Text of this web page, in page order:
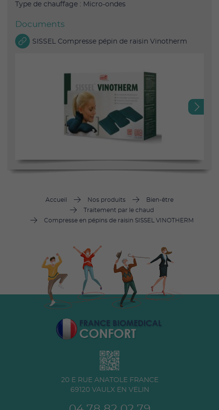
Type de chauffage : Micro-ondes
Documents
SISSEL Compresse pépin de raisin Vinotherm
Accueil Nos produits
Bien-être
Traitement par le chaud
Compresse en pépins de raisin SISSEL VINOTHERM
20 E RUE ANATOLE FRANCE
69120 VAULX EN VELIN